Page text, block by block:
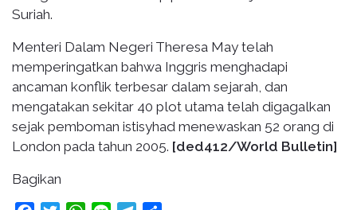
Suriah.
Menteri Dalam Negeri Theresa May telah
memperingatkan bahwa Inggris menghadapi
ancaman konflik terbesar dalam sejarah, dan
mengatakan sekitar 40 plot utama telah digagalkan
sejak pemboman istisyhad menewaskan 52 orang di
London pada tahun 2005. [ded412/World Bulletin]
Bagikan